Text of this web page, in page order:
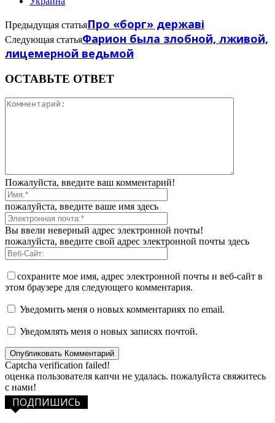
Предыдущая статьяПро «борг» державі
Следующая статьяФарион была злобной, лживой,
лицемерной ведьмой
ОСТАВЬТЕ ОТВЕТ
Пожалуйста, введите ваш комментарий!
пожалуйста, введите ваше имя здесь
Вы ввели неверный адрес электронной почты!
пожалуйста, введите свой адрес электронной почты здесь
сохраните мое имя, адрес электронной почты и веб-сайт в
этом браузере для следующего комментария.
Уведомить меня о новых комментариях по email.
Уведомлять меня о новых записях почтой.
Captcha verification failed!
оценка пользователя капчи не удалась. пожалуйста свяжитесь
с нами!
ПОДПИШИСЬ